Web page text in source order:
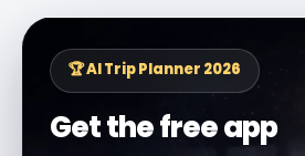
🏆 AI Trip Planner 2026
Get the free app